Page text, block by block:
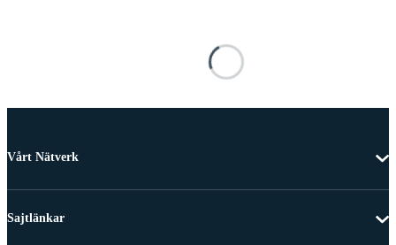
Vårt Nätverk
Sajtlänkar